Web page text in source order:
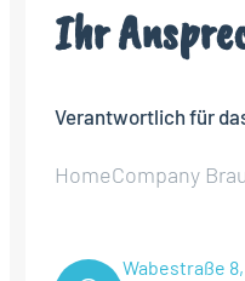
Ihr
Verantwortlich für
HomeCompany
Wabestraße